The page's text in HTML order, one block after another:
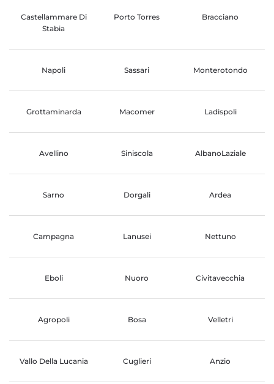
Castellammare Di
Stabia
Porto Torres Bracciano
Napoli Sassari Monterotondo
Grottaminarda Macomer Ladispoli
Avellino Siniscola AlbanoLaziale
Sarno Dorgali Ardea
Campagna Lanusei Nettuno
Eboli Nuoro Civitavecchia
Agropoli Bosa Velletri
Vallo Della Lucania Cuglieri Anzio